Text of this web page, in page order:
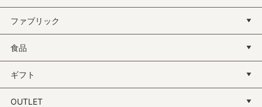
食品
ギフト
ファブリック
OUTLET